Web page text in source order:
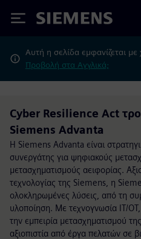
Siemens
Αυτή η σελίδα εμφανίζεται
Προβολή στα Αγγλικά;
Cyber Resilience Act
Siemens Advanta
Η Siemens Advanta είναι
συνεργάτης για ψηφιακούς
μετασχηματισμούς αειφορίας.
τεχνολογίας της Siemens, η
ολοκληρωμένες λύσεις, από τη
υλοποίηση. Με τεχνογνωσία IT/
την εμπειρία μετασχηματισμού
αξιοπιστία από έργα πελατών σε